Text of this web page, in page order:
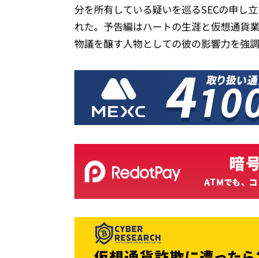
分を所有している疑いを巡るSECの申し
れた。予告編はハートの生涯と仮想通貨
物議を醸す人物としての彼の影響力を強調